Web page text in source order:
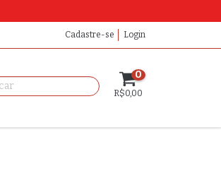
Cadastre-se Login
0
R$0,00